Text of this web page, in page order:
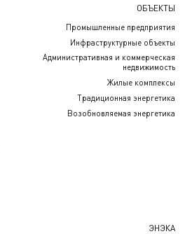
ОБЪЕКТЫ
Промышленные предприятия
Инфраструктурные объекты
Административная и коммерческая
недвижимость
Жилые комплексы
Традиционная энергетика
Возобновляемая энергетика
ЭНЭКА